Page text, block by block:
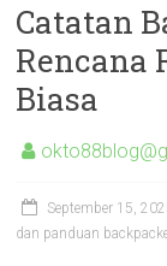
Catatan
Rencana
Biasa
September 15,
dan panduan